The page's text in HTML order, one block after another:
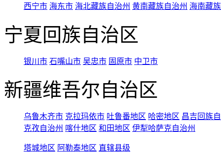
西宁市 海东市 海北藏族自治州 黄南藏族自治州 海南藏
宁夏回族自治区
银川市 石嘴山市 吴忠市 固原市 中卫市
新疆维吾尔自治区
乌鲁木齐市 克拉玛依市 吐鲁番地区 哈密地区 昌吉回族
克孜自治州 喀什地区 和田地区 伊犁哈萨克自治州
塔城地区 阿勒泰地区 直辖县级